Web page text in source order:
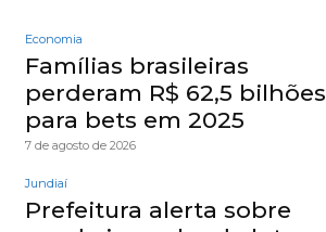
Economia
Famílias brasileiras
perderam R$ 62,5 bilhões
para bets em 2025
7 de agosto de 2026
Jundiaí
Prefeitura alerta sobre